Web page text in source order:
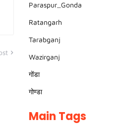
Paraspur_Gonda
Ratangarh
Tarabganj
Wazirganj
गोंडा
गोण्डा
Main Tags